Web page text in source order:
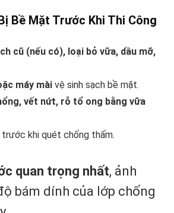
Bề Mặt Trước Khi Thi Công
cũ (nếu có), loại bỏ vữa, dầu mỡ,
máy mài vệ sinh sạch bề mặt.
vết nứt, rỗ tổ ong bằng vữa
trước khi quét chống thấm.
quan trọng nhất, ảnh
bám dính của lớp chống